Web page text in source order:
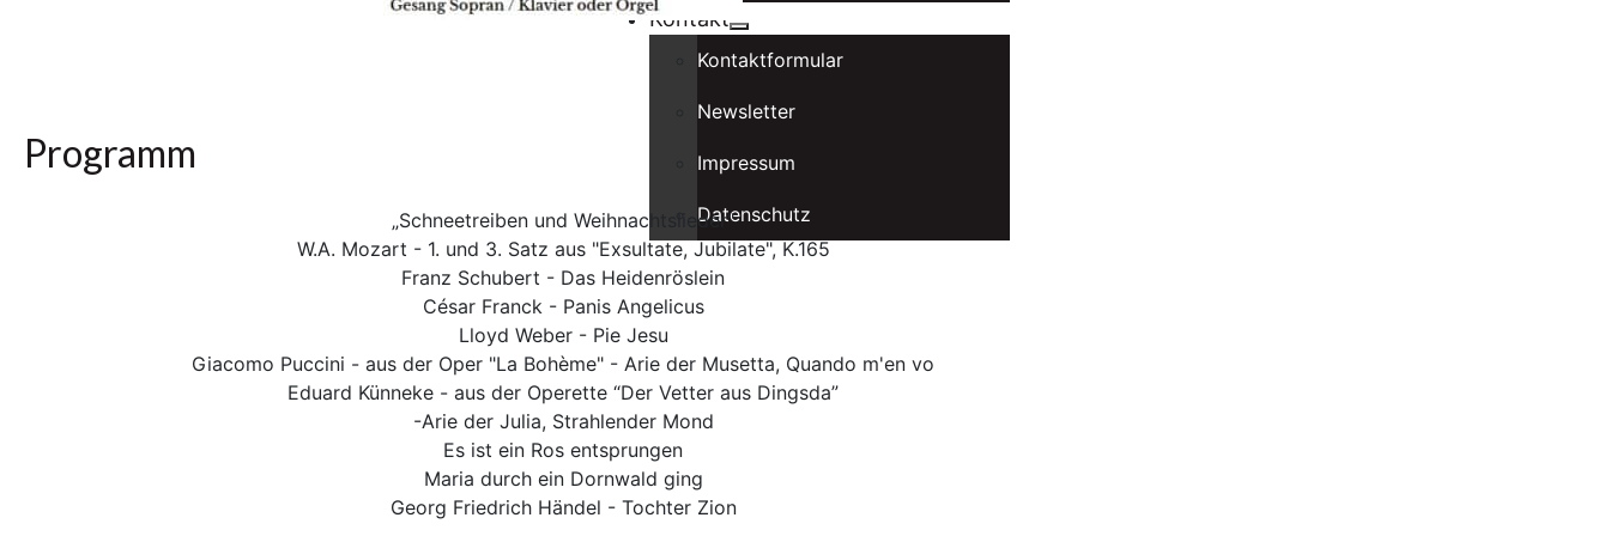
Kontakt
Kontaktformular
Newsletter
Impressum
Datenschutz
Programm
„Schneetreiben und Weihnachtslieder"
W.A. Mozart - 1. und 3. Satz aus "Exsultate, Jubilate", K.165
Franz Schubert - Das Heidenröslein
César Franck - Panis Angelicus
Lloyd Weber - Pie Jesu
Giacomo Puccini - aus der Oper "La Bohème" - Arie der Musetta, Quando m'en vo
Eduard Künneke - aus der Operette “Der Vetter aus Dingsda”
-Arie der Julia, Strahlender Mond
Es ist ein Ros entsprungen
Maria durch ein Dornwald ging
Georg Friedrich Händel - Tochter Zion